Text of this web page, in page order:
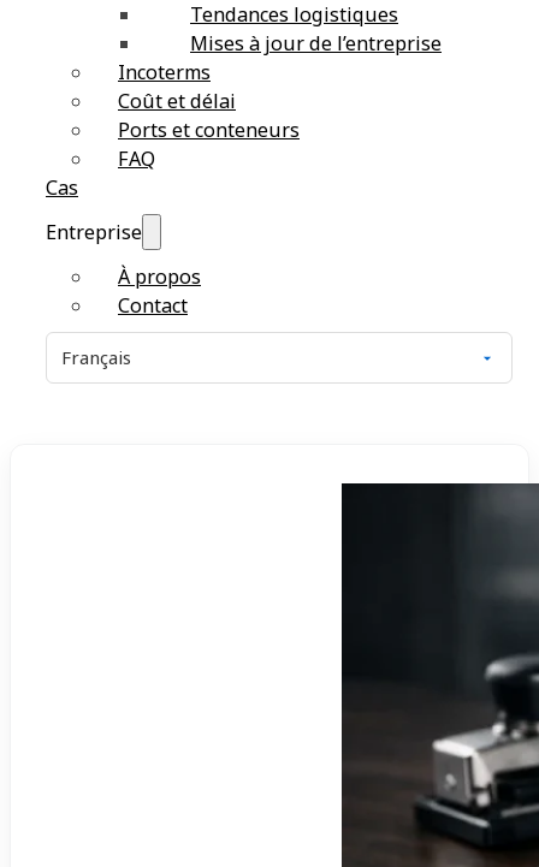
Tendances logistiques
Mises à jour de l’entreprise
Incoterms
Coût et délai
Ports et conteneurs
FAQ
Cas
Entreprise
À propos
Contact